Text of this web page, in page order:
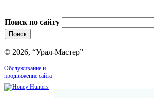
Поиск по сайту
© 2026, “Урал-Мастер”
Обслуживание и
продвижение сайта